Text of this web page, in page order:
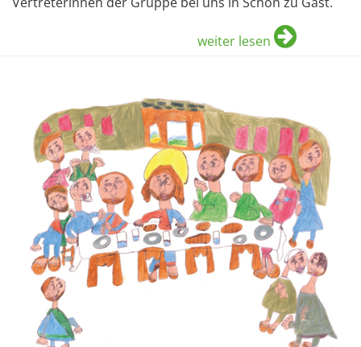
weiter lesen